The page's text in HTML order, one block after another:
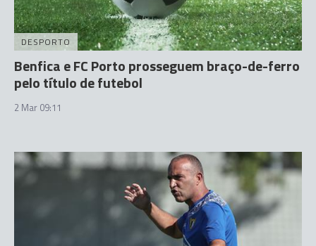
DESPORTO
Benfica e FC Porto prosseguem braço-de-ferro
pelo título de futebol
2 Mar 09:11